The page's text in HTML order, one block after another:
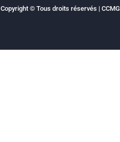
Copyright © Tous droits réservés | CCMG